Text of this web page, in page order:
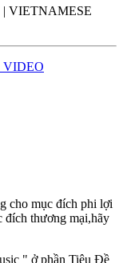
VIETNAMESE
VIDEO
cho mục đích phi lợi
đích thương mại,hãy
" ở phần Tiêu Đề